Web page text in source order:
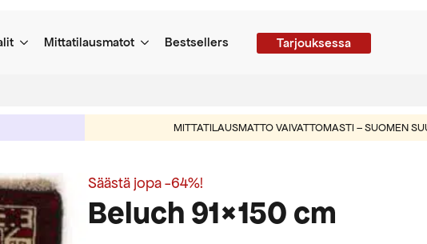
Mittatilausmatot Bestsellers Tarjouksessa
MITTATILAUSMATTO VAIVATTOMASTI – SUOMEN
Säästä jopa -64%!
Beluch 91×150 cm